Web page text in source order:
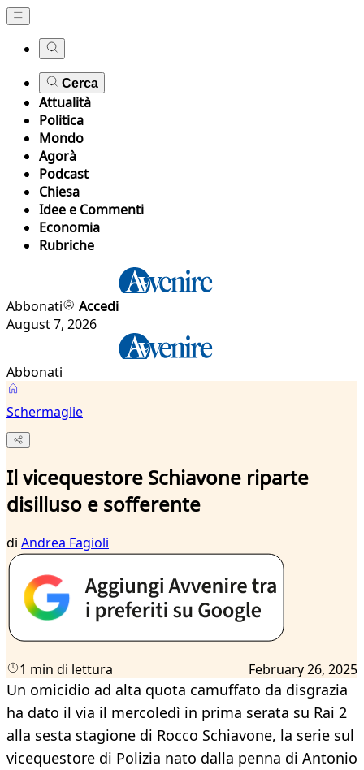
Cerca
Attualità
Politica
Mondo
Agorà
Podcast
Chiesa
Idee e Commenti
Economia
Rubriche
Abbonati
Accedi
August 7, 2026
Abbonati
Schermaglie
Il vicequestore Schiavone riparte
disilluso e sofferente
di Andrea Fagioli
1 min di lettura February 26, 2025
Un omicidio ad alta quota camuffato da disgrazia
ha dato il via il mercoledì in prima serata su Rai 2
alla sesta stagione di Rocco Schiavone, la serie sul
vicequestore di Polizia nato dalla penna di Antonio